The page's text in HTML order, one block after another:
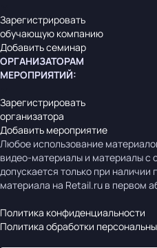
Зарегистрировать
обучающую компанию
Добавить семинар
ОРГАНИЗАТОРАМ
МЕРОПРИЯТИЙ:
Зарегистрировать
организатора
Добавить мероприятие
Любое использование
видео-материалы и материалы с
допускается только при наличии
материала на Retail.ru в первом
Политика конфиденциальности
Политика обработки